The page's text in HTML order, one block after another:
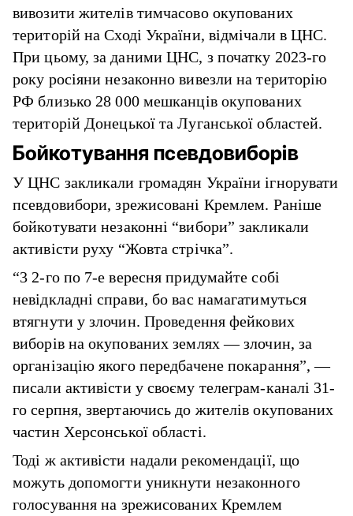
вивозити жителів тимчасово окупованих
територій на Сході України, відмічали в ЦНС.
При цьому, за даними ЦНС, з початку 2023-го
року росіяни незаконно вивезли на територію
РФ близько 28 000 мешканців окупованих
територій Донецької та Луганської областей.
Бойкотування псевдовиборів
У ЦНС закликали громадян України ігнорувати
псевдовибори, зрежисовані Кремлем. Раніше
бойкотувати незаконні “вибори” закликали
активісти руху “Жовта стрічка”.
“3 2-го по 7-е вересня придумайте собі
невідкладні справи, бо вас намагатимуться
втягнути у злочин. Проведення фейкових
виборів на окупованих землях — злочин, за
організацію якого передбачене покарання”, —
писали активісти у своєму телеграм-каналі 31-
го серпня, звертаючись до жителів окупованих
частин Херсонської області.
Тоді ж активісти надали рекомендації, що
можуть допомогти уникнути незаконного
голосування на зрежисованих Кремлем